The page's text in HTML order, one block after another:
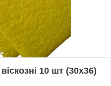
10 шт (30х36)